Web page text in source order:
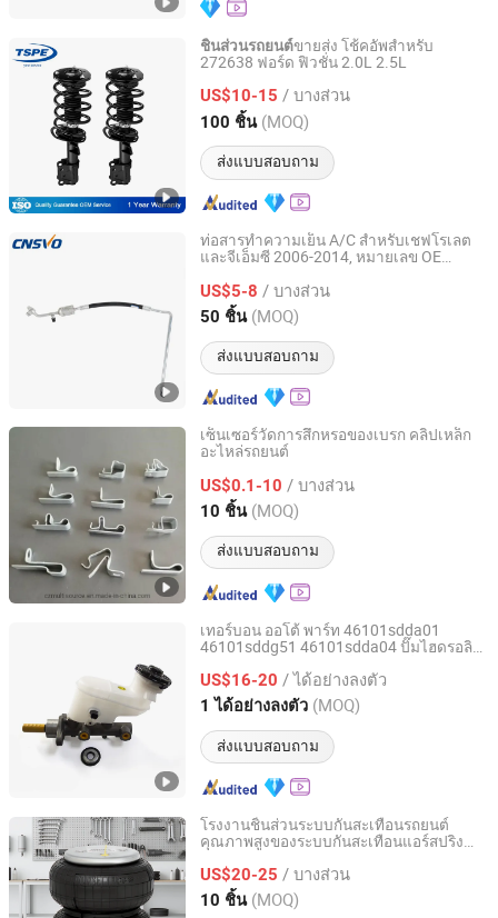
ชิ้นส่วนรถยนต์ขายส่ง โช้คอัพสำหรับ
272638 ฟอร์ด ฟิวชั่น 2.0L 2.5L
US$10-15 / บางส่วน
100 ชิ้น (MOQ)
ส่งแบบสอบถาม
Taizhou Spare Parts Expert Import & Export Co., Ltd.
Zhejiang, China อัตราจาก 2014
ท่อสารทำความเย็น A/C สำหรับเชฟโรเลต
และจีเอ็มซี 2006-2014, หมายเลข OE
25940202, 34-64290, 4811938, 4812495,
T55007
US$5-8 / บางส่วน
50 ชิ้น (MOQ)
ส่งแบบสอบถาม
Zhejiang Shunwo Auto Parts Manufacturing Co., Ltd.
Zhejiang, China อัตราจาก 2018
เซ็นเซอร์วัดการสึกหรอของเบรก คลิปเหล็ก
อะไหล่รถยนต์
US$0.1-10 / บางส่วน
10 ชิ้น (MOQ)
ส่งแบบสอบถาม
Nanpi County Bo Hao Hardware Manufacturing Co., Ltd.
Hebei, China อัตราจาก 2019
เทอร์บอน ออโต้ พาร์ท 46101sdda01
46101sddg51 46101sdda04 ปั๊มไฮดรอลิ
US$16-20 / ได้อย่างลงตัว
1 ได้อย่างลงตัว (MOQ)
ส่งแบบสอบถาม
Yancheng Terbon Auto Parts Co., Ltd
Jiangsu, China อัตราจาก 2025
โรงงานชิ้นส่วนระบบกันสะเทือนรถยนต์
คุณภาพสูงของระบบกันสะเทือนแอร์สปริง
US$20-25 / บางส่วน
10 ชิ้น (MOQ)
Dombetter Air Spring (Nantong) Co., Ltd.
Jiangsu, China อัตราจาก 2025